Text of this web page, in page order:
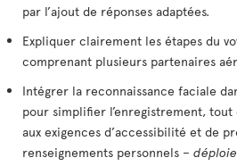
par l’ajout de réponses adaptées.
Expliquer clairement les étapes du
comprenant plusieurs partenaires
Intégrer la reconnaissance faciale
pour simplifier l’enregistrement,
aux exigences d’accessibilité et de
renseignements personnels –